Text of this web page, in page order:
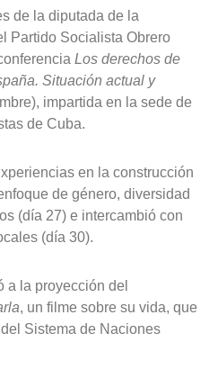
de la diputada de la
Partido Socialista Obrero
Los derechos de
Situación actual y
impartida en la sede de
de Cuba.
en la construcción
de género, diversidad
(día 27) e intercambió con
(día 30).
a la proyección del
, un filme sobre su vida, que
Sistema de Naciones